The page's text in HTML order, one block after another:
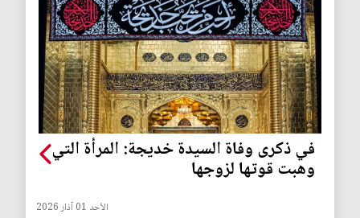
في ذكرى وفاة السيدة خديجة: المرأة التي
وهبت قوتها لزوجها
الأحد 01 آذار 2026